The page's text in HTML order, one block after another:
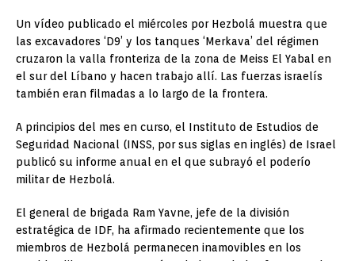
Un vídeo publicado el miércoles por Hezbolá muestra que
las excavadores ‘D9’ y los tanques ‘Merkava’ del régimen
cruzaron la valla fronteriza de la zona de Meiss El Yabal en
el sur del Líbano y hacen trabajo allí. Las fuerzas israelís
también eran filmadas a lo largo de la frontera.
A principios del mes en curso, el Instituto de Estudios de
Seguridad Nacional (INSS, por sus siglas en inglés) de Israel
publicó su informe anual en el que subrayó el poderío
militar de Hezbolá.
El general de brigada Ram Yavne, jefe de la división
estratégica de IDF, ha afirmado recientemente que los
miembros de Hezbolá permanecen inamovibles en los